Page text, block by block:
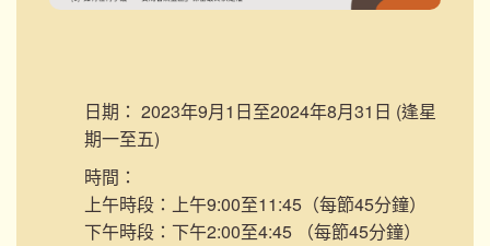
日期： 2023年9月1日至2024年8月31日 (逢星
期一至五)
時間：
上午時段：上午9:00至11:45（每節45分鐘）
下午時段：下午2:00至4:45 （每節45分鐘）